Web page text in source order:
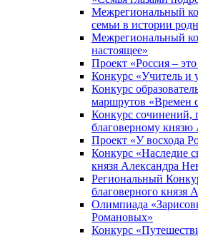
Межрегиональный
семьи в истории
Межрегиональный
настоящее»
Проект «Россия –
Конкурс «Учитель и
Конкурс
маршрутов «Времен
Конкурс сочинений,
благоверному
Проект «У восхода
Конкурс «Наследие
князя Александра
Региональный
благоверного князя
Олимпиада
Романовых»
Конкурс